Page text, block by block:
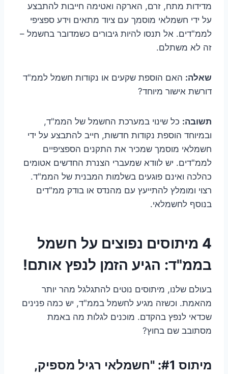
מדידות מתח, זרם, הארקה ואטימה חייבות להתבצע
על ידי חשמלאי מוסמך עם ציוד מתאים וידע ספציפי
לממ"דים. אל תנסו להיות גיבורים כשמדובר בחשמל –
זה לא משתלם.
שאלה: האם הוספת שקעים או נקודות חשמל לממ"ד
דורשת אישור מיוחד?
תשובה: כל שינוי במערכת החשמל של הממ"ד,
ובמיוחד הוספת נקודות חדשות, חייב להתבצע על ידי
חשמלאי מוסמך שמכיר את התקנים הספציפיים
לממ"דים. יש לוודא שמעברי הצנרת החדשים אטומים
כהלכה ואינם פוגעים בשלמות המבנית של הממ"ד.
רצוי ומומלץ להתייעץ עם מהנדס או בודק ממ"דים
בנוסף לחשמלאי.
4 מיתוסים נפוצים על חשמל
בממ"ד: הגיע הזמן לנפץ אותם!
בעולם שלנו, מיתוסים נוטים להתגלגל מהר יותר
מהאמת. וכשזה מגיע לחשמל בממ"ד, יש כמה פנינים
שכדאי לנפץ בהקדם. מוכנים לגלות מה באמת
מסתובב שם בחוץ?
מיתוס #1: "חשמלאי רגיל מספיק,